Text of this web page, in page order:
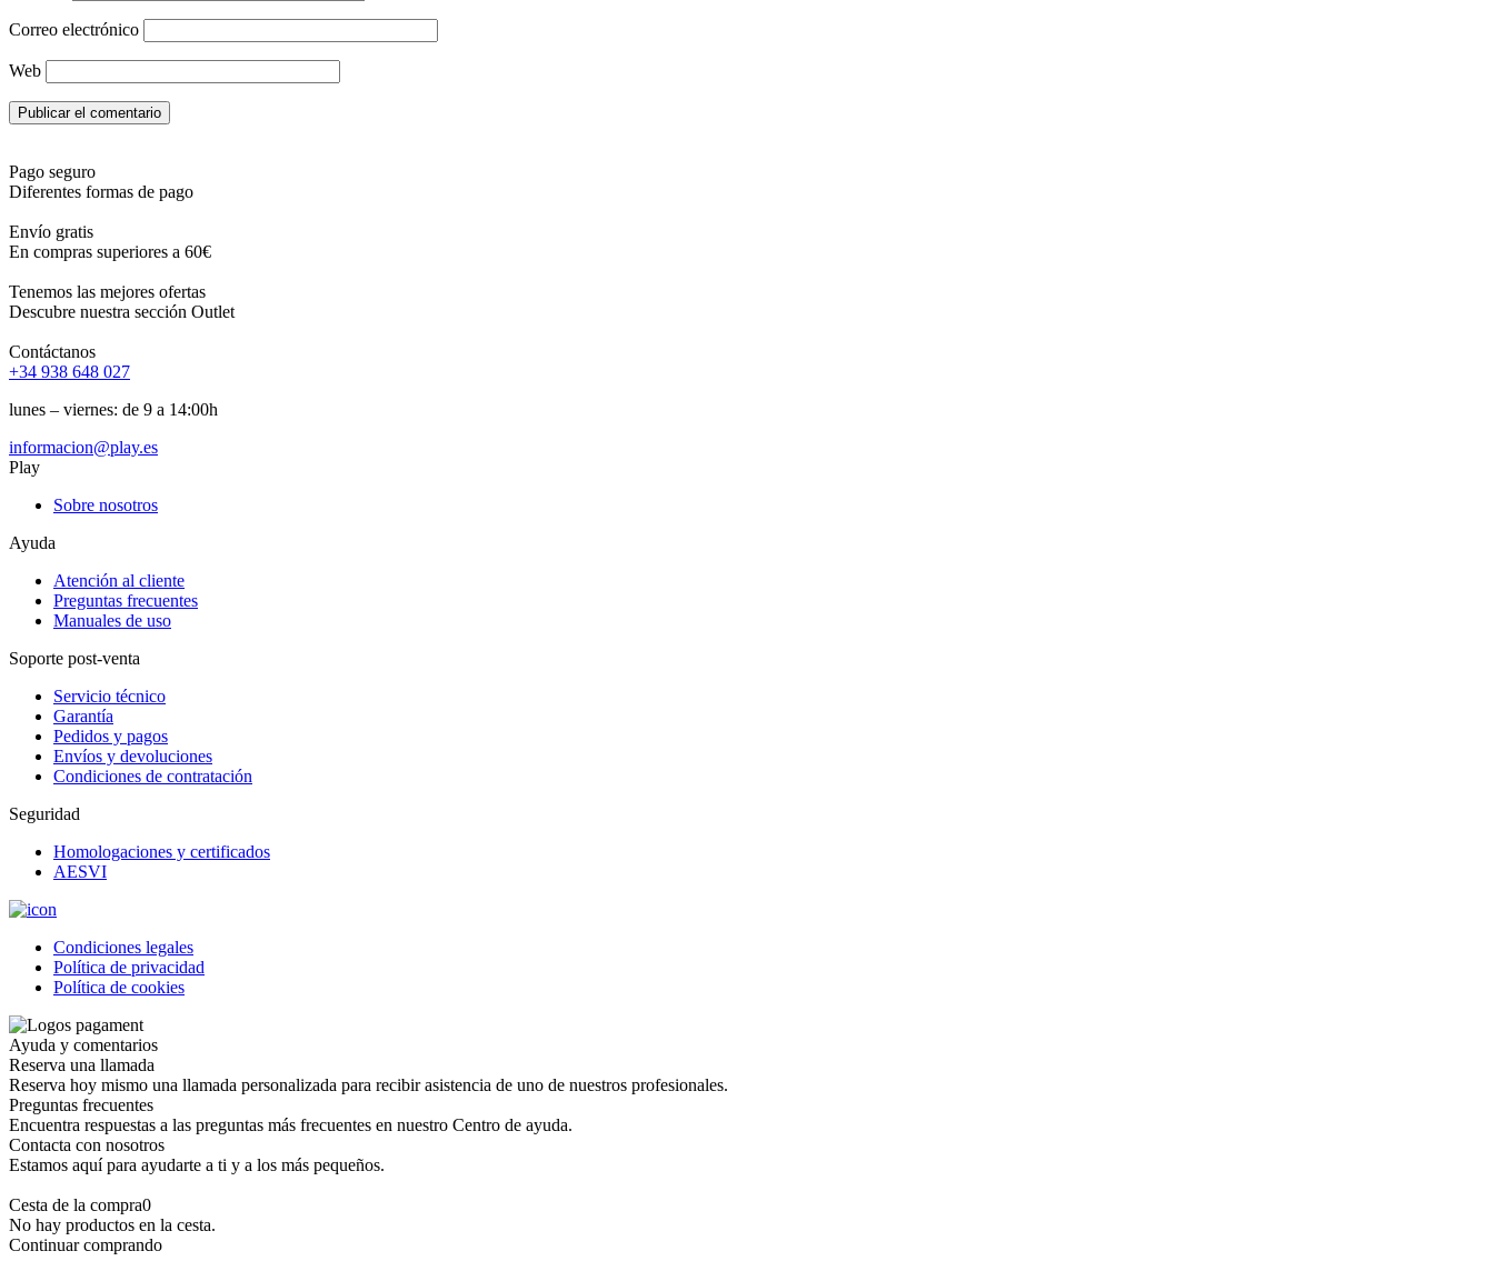
Correo electrónico
Web
Pago seguro
Diferentes formas de pago
Envío gratis
En compras superiores a 60€
Tenemos las mejores ofertas
Descubre nuestra sección Outlet
Contáctanos
+34 938 648 027
lunes – viernes: de 9 a 14:00h
informacion@play.es
Play
Sobre nosotros
Ayuda
Atención al cliente
Preguntas frecuentes
Manuales de uso
Soporte post-venta
Servicio técnico
Garantía
Pedidos y pagos
Envíos y devoluciones
Condiciones de contratación
Seguridad
Homologaciones y certificados
AESVI
Condiciones legales
Política de privacidad
Política de cookies
Ayuda y comentarios
Reserva una llamada
Reserva hoy mismo una llamada personalizada para recibir asistencia de uno de nuestros profesionales.
Preguntas frecuentes
Encuentra respuestas a las preguntas más frecuentes en nuestro Centro de ayuda.
Contacta con nosotros
Estamos aquí para ayudarte a ti y a los más pequeños.
Cesta de la compra0
No hay productos en la cesta.
Continuar comprando